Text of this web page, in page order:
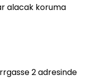
alacak koruma
2 adresinde